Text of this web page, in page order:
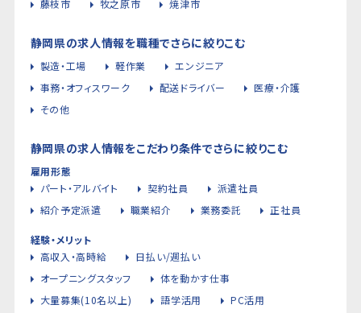
藤枝市 牧之原市 焼津市
静岡県の求人情報を職種でさらに絞りこむ
製造・工場 軽作業
エンジニア
事務・オフィスワーク
配送ドライバー
医療・介護
その他
静岡県の求人情報をこだわり条件でさらに絞りこむ
雇用形態
パート・アルバイト
契約社員
派遣社員
紹介予定派遣
職業紹介 業務委託 正社員
経験・メリット
高収入・高時給
日払い/週払い
オープニングスタッフ
体を動かす仕事
大量募集(10名以上)
語学活用
PC活用